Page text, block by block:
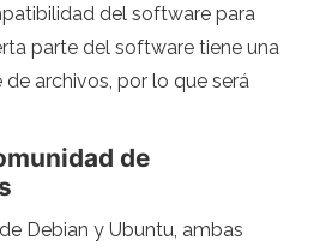
del software para
parte del software tiene una
archivos, por lo que será
de
Debian y Ubuntu, ambas